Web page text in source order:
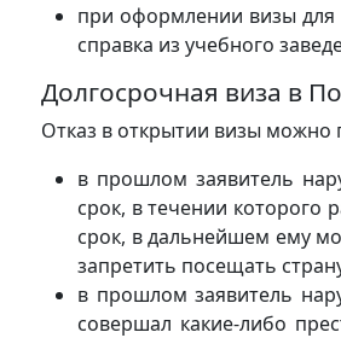
при оформлении визы для
справка из учебного
Долгосрочная виза в
Отказ в открытии визы можно
в прошлом заявитель
срок, в течении которого
срок, в дальнейшем ему
запретить посещать
в прошлом заявитель
совершал какие-либо